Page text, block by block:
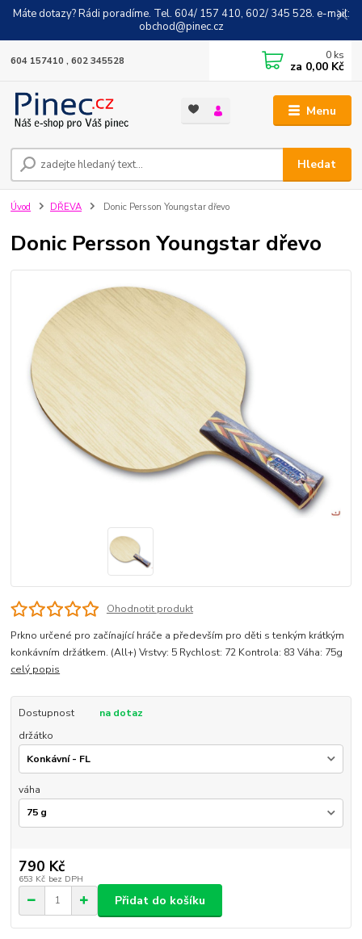
Máte dotazy? Rádi poradíme. Tel. 604/ 157 410, 602/ 345 528. e-mail:
obchod@pinec.cz
Menu
Hledat
604 157410 , 602 345528 0 ks
za 0,00 Kč
Úvod DŘEVA Donic Persson Youngstar dřevo
Donic Persson Youngstar dřevo
Ohodnotit produkt
Prkno určené pro začínající hráče a především pro děti s tenkým krátkým
konkávním držátkem. (All+) Vrstvy: 5 Rychlost: 72 Kontrola: 83 Váha: 75g
celý popis
Dostupnost
na dotaz
držátko
váha
790 Kč
653 Kč bez DPH
Přidat do košíku